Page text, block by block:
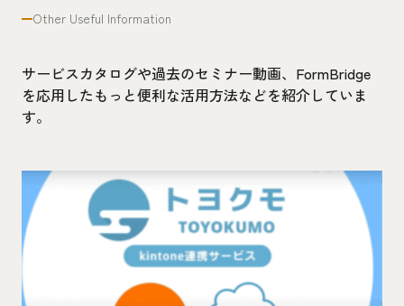
Other Useful Information
サービスカタログや過去のセミナー動画、FormBridge
を応用したもっと便利な活用方法などを紹介していま
す。